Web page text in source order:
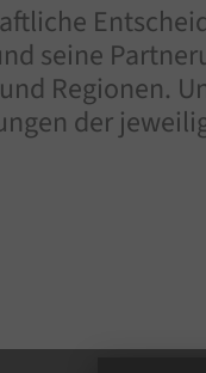
seine
Regionen.
der